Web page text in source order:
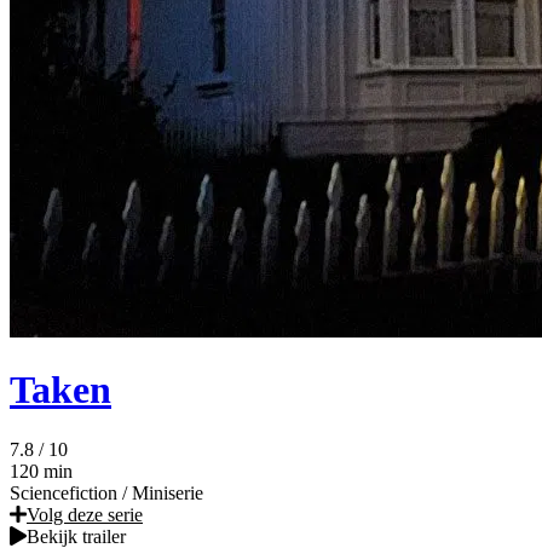
Taken
7.8 / 10
120 min
Sciencefiction / Miniserie
Volg deze serie
Bekijk trailer